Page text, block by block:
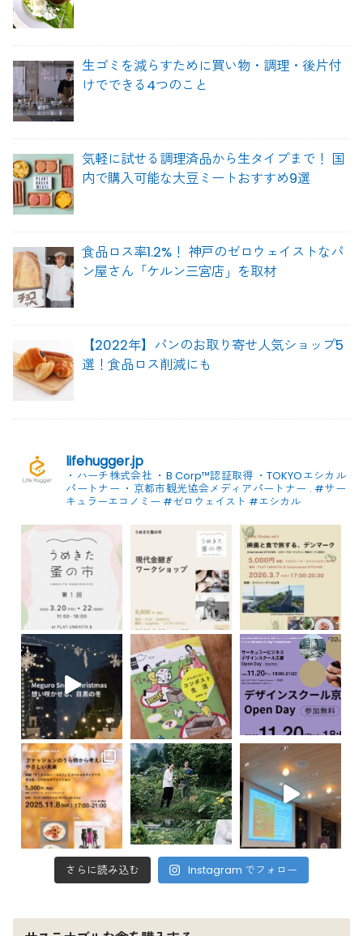
生ゴミを減らすために買い物・調理・後片付
けでできる4つのこと
気軽に試せる調理済品から生タイプまで！ 国
内で購入可能な大豆ミートおすすめ9選
食品ロス率1.2%！ 神戸のゼロウェイストなパ
ン屋さん「ケルン三宮店」を取材
【2022年】パンのお取り寄せ人気ショップ5
選！食品ロス削減にも
lifehugger.jp
・ハーチ株式会社 ・B Corp™認証取得 ・TOKYOエシカル
パートナー ・京都市観光協会メディアパートナー . #サー
キュラーエコノミー #ゼロウェイスト #エシカル
さらに読み込む Instagram でフォロー